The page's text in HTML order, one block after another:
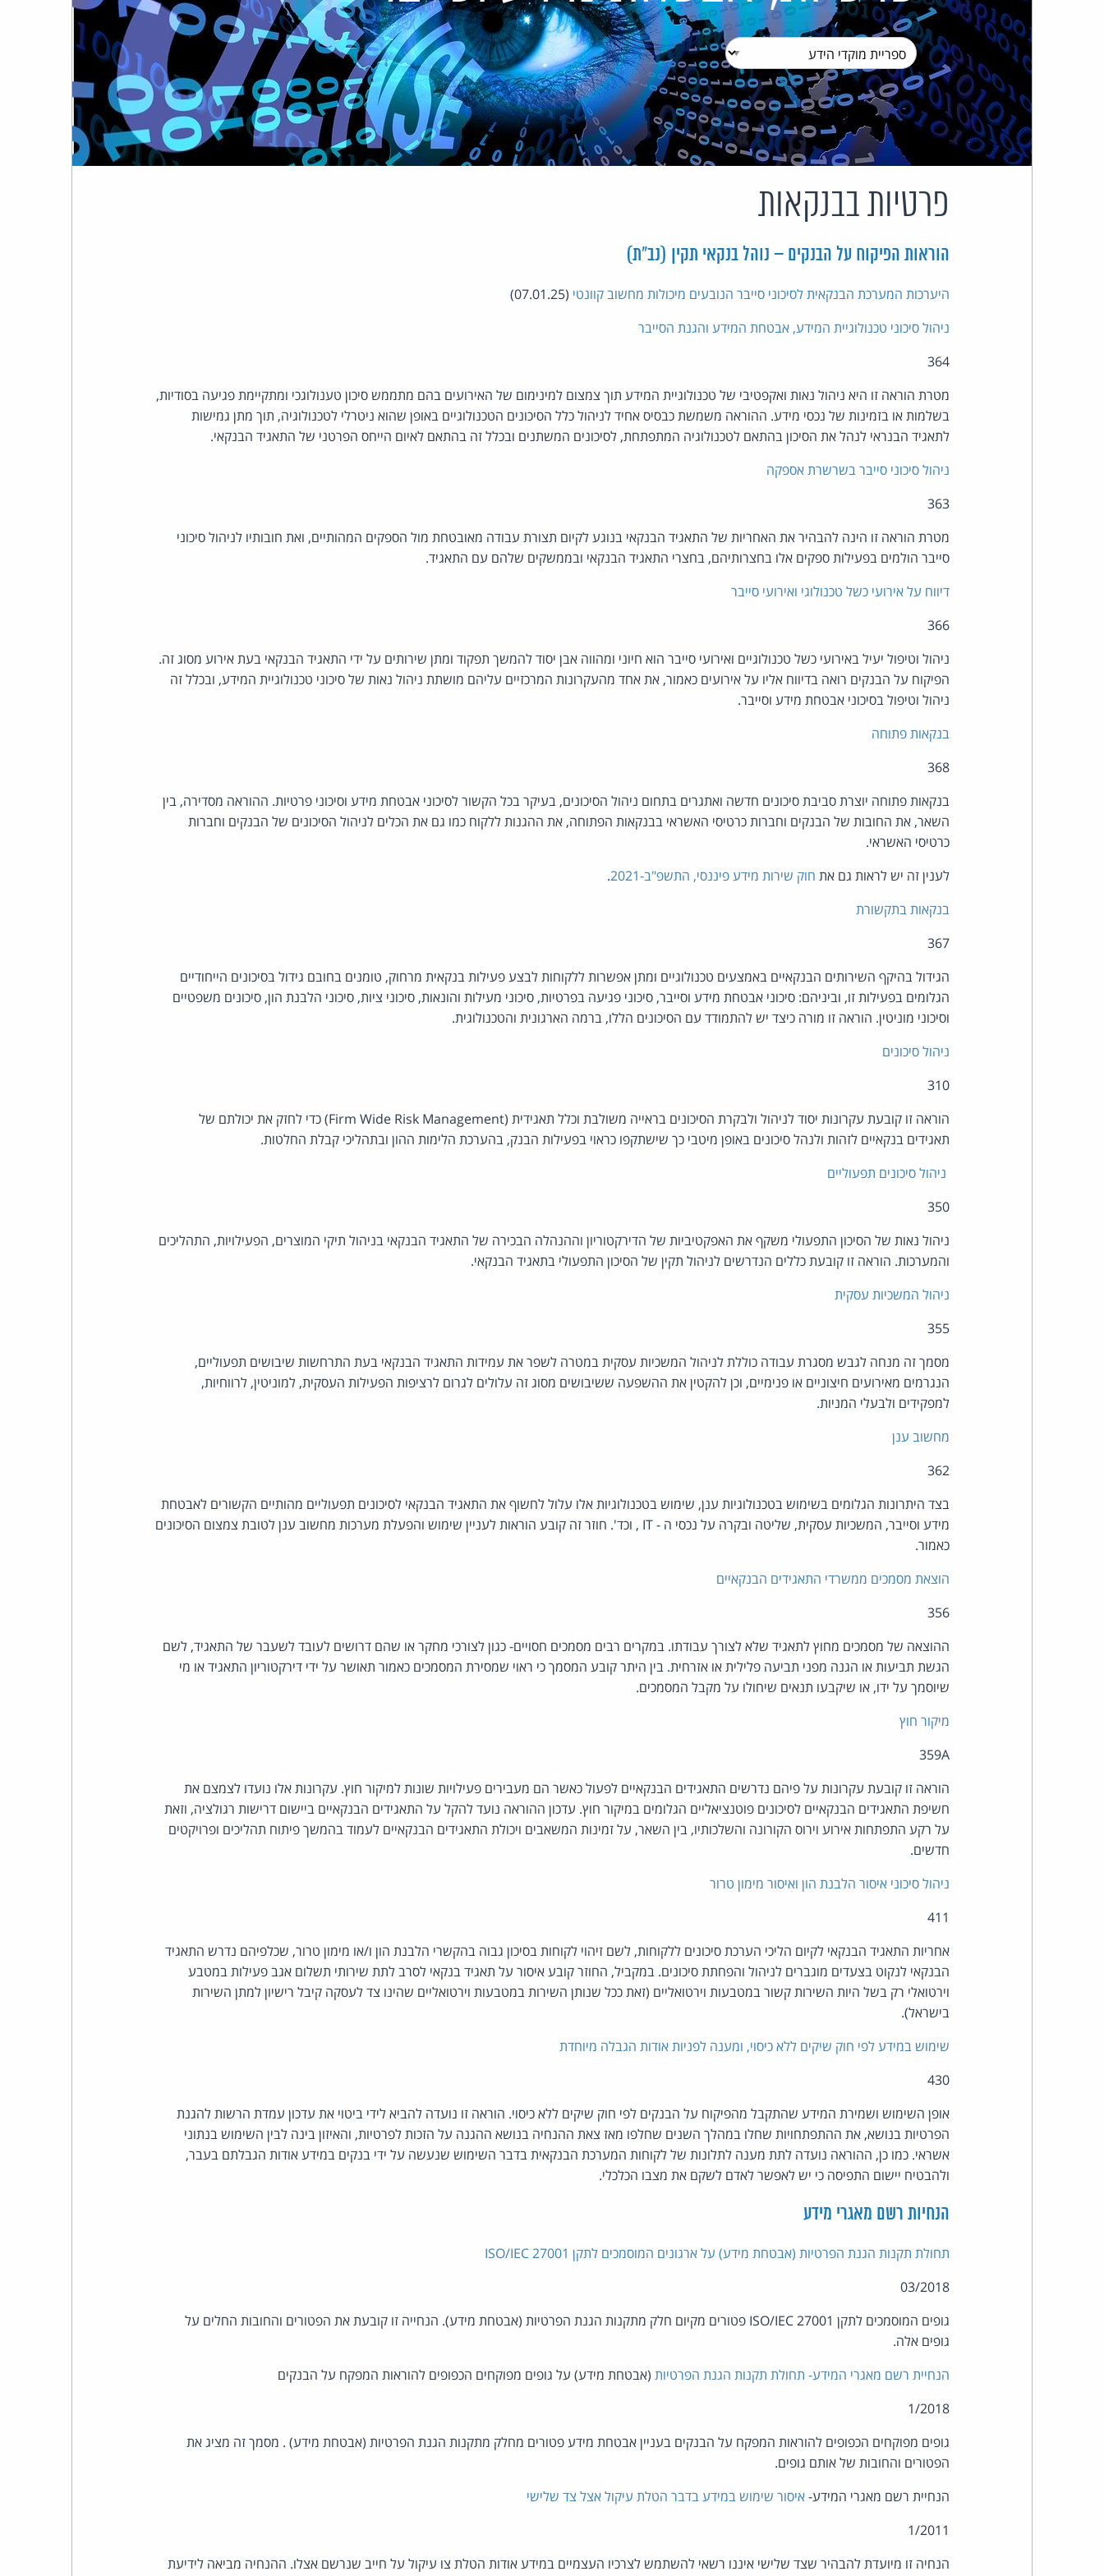
פרטיות בבנקאות
הוראות הפיקוח על הבנקים – נוהל בנקאי תקין (נב"ת)
היערכות המערכת הבנקאית לסיכוני סייבר הנובעים מיכולות מחשוב קוונטי (07.01.25)
ניהול סיכוני טכנולוגיית המידע, אבטחת המידע והגנת הסייבר
364
מטרת הוראה זו היא ניהול נאות ואקפטיבי של טכנולוגיית המידע תוך צמצום למינימום של האירועים בהם מתממש סיכון טענולוגכי ומתקיימת פגיעה בסודיות,
בשלמות או בזמינות של נכסי מידע. ההוראה משמשת כבסיס אחיד לניהול כלל הסיכונים הטכנולוגיים באופן שהוא ניטרלי לטכנולוגיה, תוך מתן גמישות
לתאגיד הבנראי לנהל את הסיכון בהתאם לטכנולוגיה המתפתחת, לסיכונים המשתנים ובכלל זה בהתאם לאיום הייחס הפרטני של התאגיד הבנקאי.
ניהול סיכוני סייבר בשרשרת אספקה
363
מטרת הוראה זו הינה להבהיר את האחריות של התאגיד הבנקאי בנוגע לקיום תצורת עבודה מאובטחת מול הספקים המהותיים, ואת חובותיו לניהול סיכוני
סייבר הולמים בפעילות ספקים אלו בחצרותיהם, בחצרי התאגיד הבנקאי ובממשקים שלהם עם התאגיד.
דיווח על אירועי כשל טכנולוגי ואירועי סייבר
366
ניהול וטיפול יעיל באירועי כשל טכנולוגיים ואירועי סייבר הוא חיוני ומהווה אבן יסוד להמשך תפקוד ומתן שירותים על ידי התאגיד הבנקאי בעת אירוע מסוג זה.
הפיקוח על הבנקים רואה בדיווח אליו על אירועים כאמור, את אחד מהעקרונות המרכזיים עליהם מושתת ניהול נאות של סיכוני טכנולוגיית המידע, ובכלל זה
ניהול וטיפול בסיכוני אבטחת מידע וסייבר.
בנקאות פתוחה
368
בנקאות פתוחה יוצרת סביבת סיכונים חדשה ואתגרים בתחום ניהול הסיכונים, בעיקר בכל הקשור לסיכוני אבטחת מידע וסיכוני פרטיות. ההוראה מסדירה, בין
השאר, את החובות של הבנקים וחברות כרטיסי האשראי בבנקאות הפתוחה, את ההגנות ללקוח כמו גם את הכלים לניהול הסיכונים של הבנקים וחברות
כרטיסי האשראי.
לענין זה יש לראות גם את חוק שירות מידע פיננסי, התשפ"ב-2021
.
בנקאות בתקשורת
367
הגידול בהיקף השירותים הבנקאיים באמצעים טכנולוגיים ומתן אפשרות ללקוחות לבצע פעילות בנקאית מרחוק, טומנים בחובם גידול בסיכונים הייחודיים
הגלומים בפעילות זו, וביניהם: סיכוני אבטחת מידע וסייבר, סיכוני פגיעה בפרטיות, סיכוני מעילות והונאות, סיכוני ציות, סיכוני הלבנת הון, סיכונים משפטיים
וסיכוני מוניטין. הוראה זו מורה כיצד יש להתמודד עם הסיכונים הללו, ברמה הארגונית והטכנולוגית.
ניהול סיכונים
310
הוראה זו קובעת עקרונות יסוד לניהול ולבקרת הסיכונים בראייה משולבת וכלל תאגידית (Firm Wide Risk Management) כדי לחזק את יכולתם של
תאגידים בנקאיים לזהות ולנהל סיכונים באופן מיטבי כך שישתקפו כראוי בפעילות הבנק, בהערכת הלימות ההון ובתהליכי קבלת החלטות.
ניהול סיכונים תפעוליים
350
ניהול נאות של הסיכון התפעולי משקף את האפקטיביות של הדירקטוריון וההנהלה הבכירה של התאגיד הבנקאי בניהול תיקי המוצרים, הפעילויות, התהליכים
והמערכות. הוראה זו קובעת כללים הנדרשים לניהול תקין של הסיכון התפעולי בתאגיד הבנקאי.
ניהול המשכיות עסקית
355
מסמך זה מנחה לגבש מסגרת עבודה כוללת לניהול המשכיות עסקית במטרה לשפר את עמידות התאגיד הבנקאי בעת התרחשות שיבושים תפעוליים,
הנגרמים מאירועים חיצוניים או פנימיים, וכן להקטין את ההשפעה ששיבושים מסוג זה עלולים לגרום לרציפות הפעילות העסקית, למוניטין, לרווחיות,
למפקידים ולבעלי המניות.
מחשוב ענן
362
בצד היתרונות הגלומים בשימוש בטכנולוגיות ענן, שימוש בטכנולוגיות אלו עלול לחשוף את התאגיד הבנקאי לסיכונים תפעוליים מהותיים הקשורים לאבטחת
מידע וסייבר, המשכיות עסקית, שליטה ובקרה על נכסי ה - IT , וכד'. חוזר זה קובע הוראות לעניין שימוש והפעלת מערכות מחשוב ענן לטובת צמצום הסיכונים
כאמור.
הוצאת מסמכים ממשרדי התאגידים הבנקאיים
356
ההוצאה של מסמכים מחוץ לתאגיד שלא לצורך עבודתו. במקרים רבים מסמכים חסויים- כגון לצורכי מחקר או שהם דרושים לעובד לשעבר של התאגיד, לשם
הגשת תביעות או הגנה מפני תביעה פלילית או אזרחית. בין היתר קובע המסמך כי ראוי שמסירת המסמכים כאמור תאושר על ידי דירקטוריון התאגיד או מי
שיוסמך על ידו, או שיקבעו תנאים שיחולו על מקבל המסמכים.
מיקור חוץ
359A
הוראה זו קובעת עקרונות על פיהם נדרשים התאגידים הבנקאיים לפעול כאשר הם מעבירים פעילויות שונות למיקור חוץ. עקרונות אלו נועדו לצמצם את
חשיפת התאגידים הבנקאיים לסיכונים פוטנציאליים הגלומים במיקור חוץ. עדכון ההוראה נועד להקל על התאגידים הבנקאיים ביישום דרישות רגולציה, וזאת
על רקע התפתחות אירוע וירוס הקורונה והשלכותיו, בין השאר, על זמינות המשאבים ויכולת התאגידים הבנקאיים לעמוד בהמשך פיתוח תהליכים ופרויקטים
חדשים.
ניהול סיכוני איסור הלבנת הון ואיסור מימון טרור
411
אחריות התאגיד הבנקאי לקיום הליכי הערכת סיכונים ללקוחות, לשם זיהוי לקוחות בסיכון גבוה בהקשרי הלבנת הון ו/או מימון טרור, שכלפיהם נדרש התאגיד
הבנקאי לנקוט בצעדים מוגברים לניהול והפחתת סיכונים. במקביל, החוזר קובע איסור על תאגיד בנקאי לסרב לתת שירותי תשלום אגב פעילות במטבע
וירטואלי רק בשל היות השירות קשור במטבעות וירטואליים (זאת ככל שנותן השירות במטבעות וירטואליים שהינו צד לעסקה קיבל רישיון למתן השירות
בישראל).
שימוש במידע לפי חוק שיקים ללא כיסוי, ומענה לפניות אודות הגבלה מיוחדת
430
אופן השימוש ושמירת המידע שהתקבל מהפיקוח על הבנקים לפי חוק שיקים ללא כיסוי. הוראה זו נועדה להביא לידי ביטוי את עדכון עמדת הרשות להגנת
הפרטיות בנושא, את ההתפתחויות שחלו במהלך השנים שחלפו מאז צאת ההנחיה בנושא ההגנה על הזכות לפרטיות, והאיזון בינה לבין השימוש בנתוני
אשראי. כמו כן, ההוראה נועדה לתת מענה לתלונות של לקוחות המערכת הבנקאית בדבר השימוש שנעשה על ידי בנקים במידע אודות הגבלתם בעבר,
ולהבטיח יישום התפיסה כי יש לאפשר לאדם לשקם את מצבו הכלכלי.
הנחיות רשם מאגרי מידע
תחולת תקנות הגנת הפרטיות (אבטחת מידע) על ארגונים המוסמכים לתקן ISO/IEC 27001
03/2018
גופים המוסמכים לתקן ISO/IEC 27001 פטורים מקיום חלק מתקנות הגנת הפרטיות (אבטחת מידע). הנחייה זו קובעת את הפטורים והחובות החלים על
גופים אלה.
הנחיית רשם מאגרי המידע- תחולת תקנות הגנת הפרטיות(אבטחת מידע) על גופים מפוקחים הכפופים להוראות המפקח על הבנקים
1/2018
גופים מפוקחים הכפופים להוראות המפקח על הבנקים בעניין אבטחת מידע פטורים מחלק מתקנות הגנת הפרטיות (אבטחת מידע) . מסמך זה מציג את
הפטורים והחובות של אותם גופים.
הנחיית רשם מאגרי המידע-איסור שימוש במידע בדבר הטלת עיקול אצל צד שלישי
1/2011
הנחיה זו מיועדת להבהיר שצד שלישי איננו רשאי להשתמש לצרכיו העצמיים במידע אודות הטלת צו עיקול על חייב שנרשם אצלו. ההנחיה מביאה לידיעת